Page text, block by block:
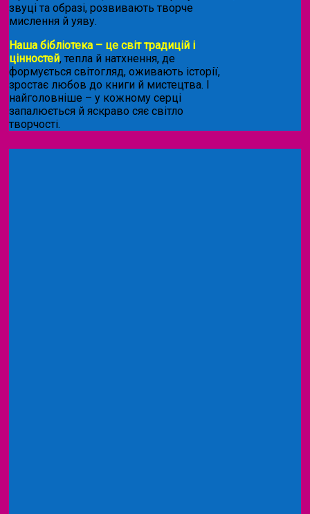
звуці та образі, розвивають творче
мислення й уяву.
Наша бібліотека – це світ традицій і
цінностей, тепла й натхнення, де
формується світогляд, оживають історії,
зростає любов до книги й мистецтва. І
найголовніше – у кожному серці
запалюється й яскраво сяє світло
творчості.